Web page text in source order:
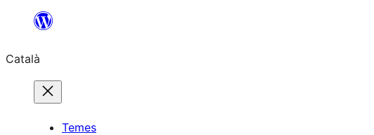
contingut
Català
Temes